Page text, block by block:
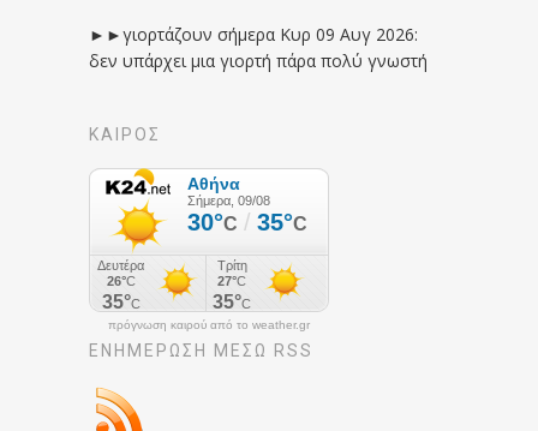
►►γιορτάζουν σήμερα Κυρ 09 Αυγ 2026:
δεν υπάρχει μια γιορτή πάρα πολύ γνωστή
ΚΑΙΡΟΣ
πρόγνωση καιρού από το weather.gr
ΕΝΗΜΈΡΩΣΉ ΜΕΣΩ RSS